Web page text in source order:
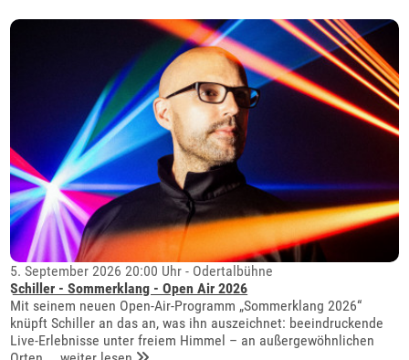
5. September 2026 20:00 Uhr - Odertalbühne
Schiller - Sommerklang - Open Air 2026
Mit seinem neuen Open-Air-Programm „Sommerklang 2026“
knüpft Schiller an das an, was ihn auszeichnet: beeindruckende
Live-Erlebnisse unter freiem Himmel – an außergewöhnlichen